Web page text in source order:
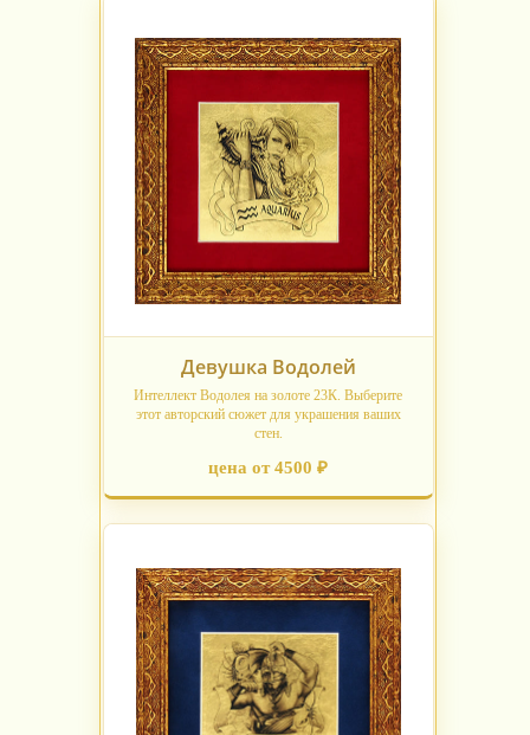
Девушка Водолей
Интеллект Водолея на золоте 23К. Выберите
этот авторский сюжет для украшения ваших
стен.
цена от 4500 ₽